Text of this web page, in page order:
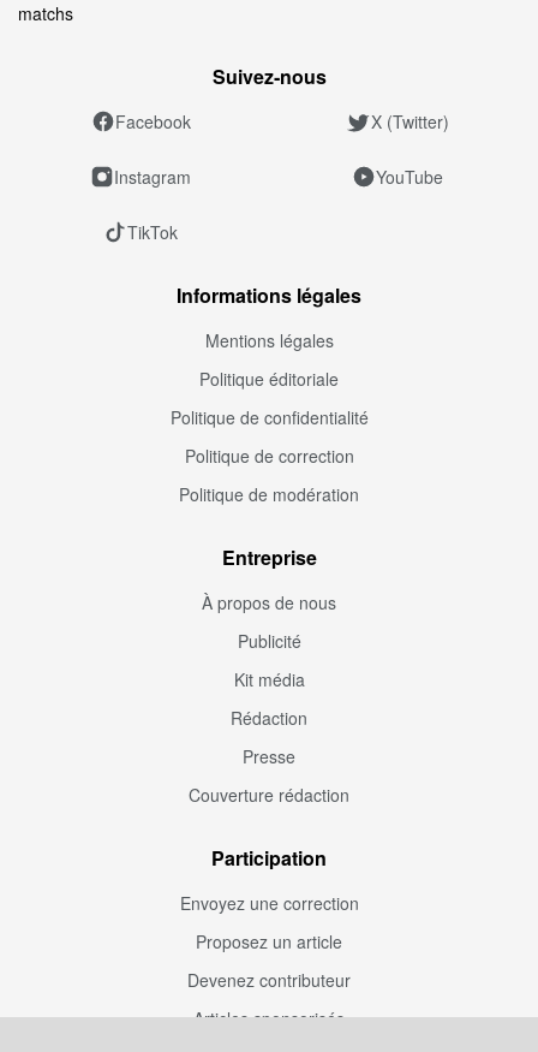
matchs
Suivez‑nous
Facebook X (Twitter)
Instagram YouTube
TikTok
Informations légales
Mentions légales
Politique éditoriale
Politique de confidentialité
Politique de correction
Politique de modération
Entreprise
À propos de nous
Publicité
Kit média
Rédaction
Presse
Couverture rédaction
Participation
Envoyez une correction
Proposez un article
Devenez contributeur
Articles sponsorisés